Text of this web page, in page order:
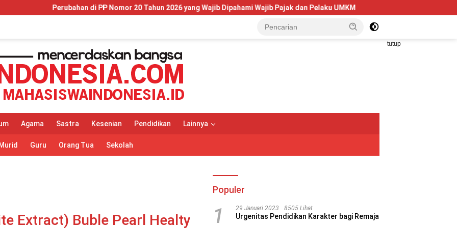
di PP Nomor 20 Tahun 2026 yang Wajib Dipahami Wajib Pajak dan Pelaku UMKM Telkom University Dorong Kolaborasi AI
tutup
Agama Sastra Kesenian Pendidikan Lainnya
Murid Guru Orang Tua Sekolah
Extract) Buble Pearl Healty
Populer
1 29 Januari 2023 8505 Lihat
Urgenitas Pendidikan Karakter bagi Remaja